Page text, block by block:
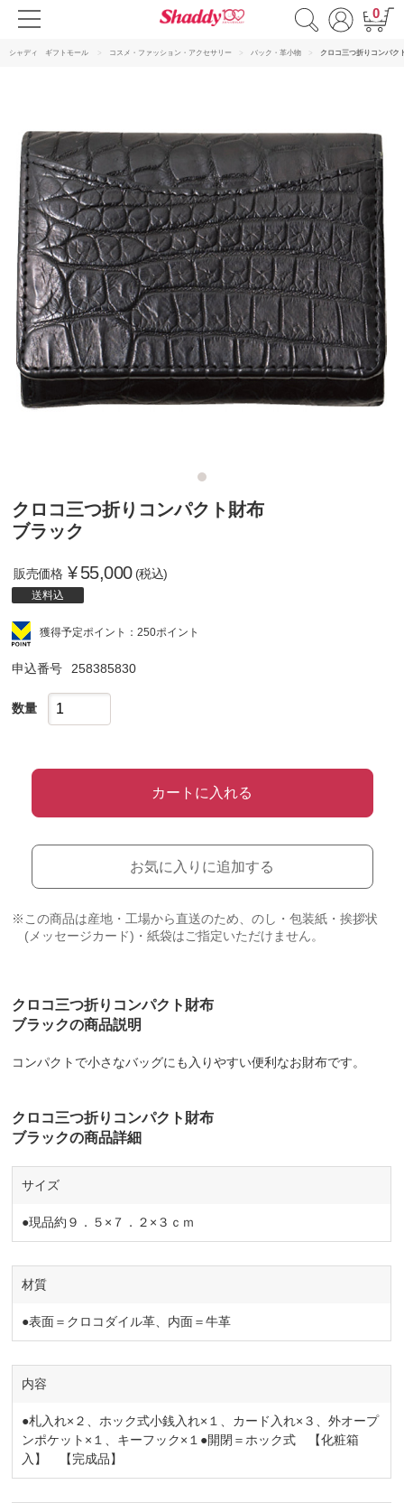
0
シャディ ギフトモール コスメ・ファッション・アクセサリー バック・革小物 クロコ三つ折りコンパク
クロコ三つ折りコンパクト財布
ブラック
販売価格 ¥55,000 (税込)
送料込
獲得予定ポイント：250ポイント
申込番号 258385830
数量
カートに入れる
お気に入りに追加する
※この商品は産地・工場から直送のため、のし・包装紙・挨拶状
(メッセージカード)・紙袋はご指定いただけません。
クロコ三つ折りコンパクト財布
ブラックの商品説明
コンパクトで小さなバッグにも入りやすい便利なお財布です。
クロコ三つ折りコンパクト財布
ブラックの商品詳細
サイズ
●現品約９．５×７．２×３ｃｍ
材質
●表面＝クロコダイル革、内面＝牛革
内容
●札入れ×２、ホック式小銭入れ×１、カード入れ×３、外オープ
ンポケット×１、キーフック×１●開閉＝ホック式 【化粧箱
入】 【完成品】